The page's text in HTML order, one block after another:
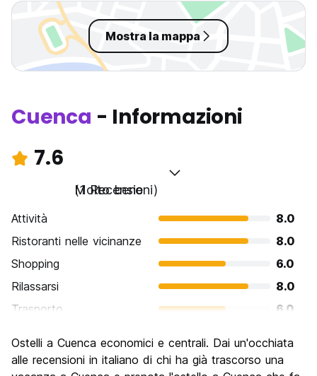
Mostra la mappa
Cuenca - Informazioni
7.6
Molto bene
(1 Recensioni)
Attività
8.0
Ristoranti nelle vicinanze
8.0
Shopping
6.0
Rilassarsi
8.0
Trasporto
6.0
Luoghi di interesse culturale
10.0
Ostelli a Cuenca economici e centrali. Dai un'occhiata
alle recensioni in italiano di chi ha già trascorso una